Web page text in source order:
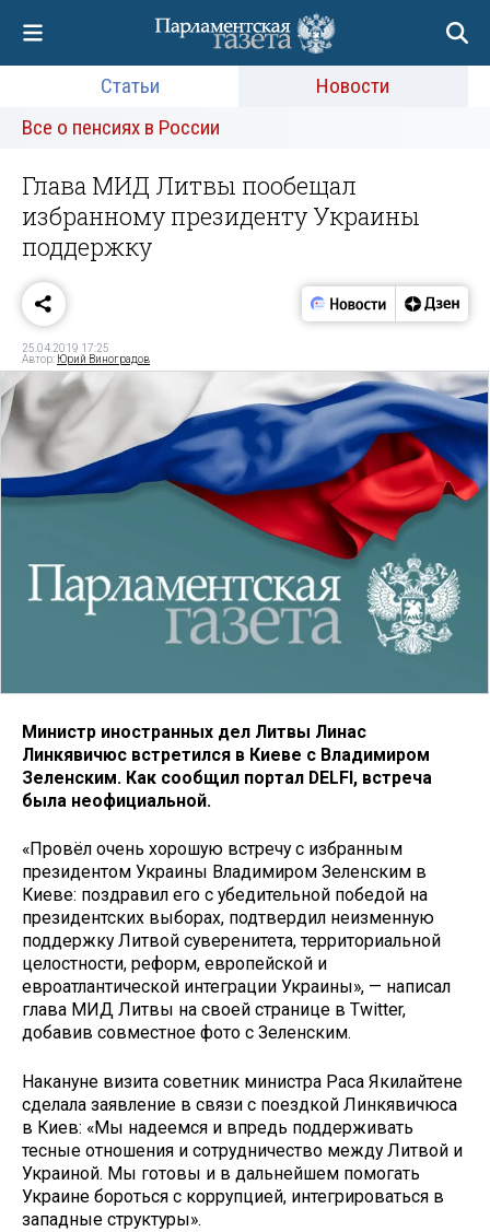
Статьи
Новости
Все о пенсиях в России
Глава МИД Литвы пообещал
избранному президенту Украины
поддержку
25.04.2019 17:25
Автор: Юрий Виноградов
Министр иностранных дел Литвы Линас
Линкявичюс встретился в Киеве с Владимиром
Зеленским. Как сообщил портал DELFI, встреча
была неофициальной.
«Провёл очень хорошую встречу с избранным
президентом Украины Владимиром Зеленским в
Киеве: поздравил его с убедительной победой на
президентских выборах, подтвердил неизменную
поддержку Литвой суверенитета, территориальной
целостности, реформ, европейской и
евроатлантической интеграции Украины», — написал
глава МИД Литвы на своей странице в Twitter,
добавив совместное фото с Зеленским.
Накануне визита советник министра Раса Якилайтене
сделала заявление в связи с поездкой Линкявичюса
в Киев: «Мы надеемся и впредь поддерживать
тесные отношения и сотрудничество между Литвой и
Украиной. Мы готовы и в дальнейшем помогать
Украине бороться с коррупцией, интегрироваться в
западные структуры».